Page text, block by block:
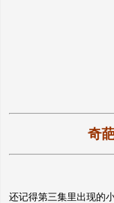
奇
还记得第三集里出现的